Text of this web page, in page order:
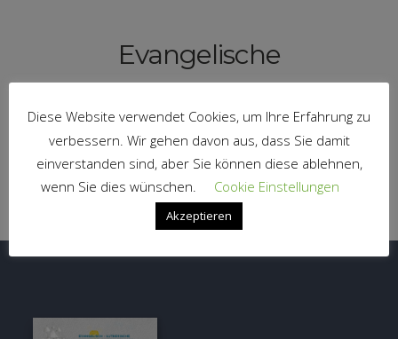
Evangelische
Haben Sie Fragen. Schreiben Sie uns.
MAIL SCHREIBEN
Diese Website verwendet Cookies, um Ihre Erfahrung zu
verbessern. Wir gehen davon aus, dass Sie damit
einverstanden sind, aber Sie können diese ablehnen,
wenn Sie dies wünschen.
Cookie Einstellungen
Akzeptieren